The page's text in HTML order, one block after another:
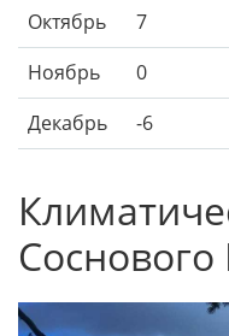
Октябрь
7
Ноябрь
0
Декабрь
-6
Соснового